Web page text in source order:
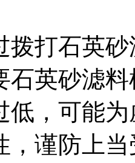
拨打石英
石英砂滤
低，可能
，谨防上